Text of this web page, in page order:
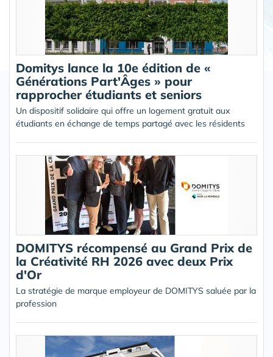
Domitys lance la 10e édition de «
Générations Part'Âges » pour
rapprocher étudiants et seniors
Un dispositif solidaire qui offre un logement gratuit aux
étudiants en échange de temps partagé avec les résidents
DOMITYS récompensé au Grand Prix de
la Créativité RH 2026 avec deux Prix
d'Or
La stratégie de marque employeur de DOMITYS saluée par la
profession